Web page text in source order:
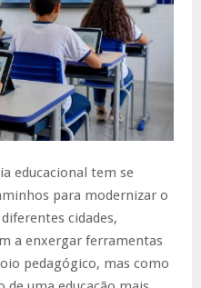
educacional tem se
para modernizar o
cidades,
a enxergar ferramentas
pedagógico, mas como